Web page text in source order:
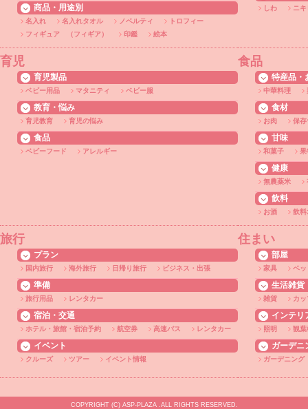
商品・用途別
名入れ 名入れタオル ノベルティ
トロフィー
フィギュア （フィギア）
印鑑 絵本
しわ ニ
育児
育児製品
ベビー用品 マタニティ ベビー服
教育・悩み
育児教育 育児の悩み
食品
ベビーフード アレルギー
食品
特産品・
中華料理
食材
お肉 保存
甘味
和菓子 果
健康
無農薬米
飲料
お酒 飲料
旅行
プラン
国内旅行 海外旅行 日帰り旅行 ビジネス・出張
準備
旅行用品 レンタカー
宿泊・交通
ホテル・旅館・宿泊予約 航空券 高速バス レンタカー
イベント
クルーズ ツアー イベント情報
住まい
部屋
家具 ベッ
生活雑貨
雑貨 カッ
インテリ
照明 観葉
ガーデニ
ガーデニング
COPYRIGHT (C) ASP-PLAZA .ALL RIGHTS RESERVED.